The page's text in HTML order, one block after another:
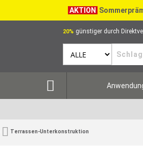
AKTION
20% günstiger durch
Terrassen-Unterkonstruktion